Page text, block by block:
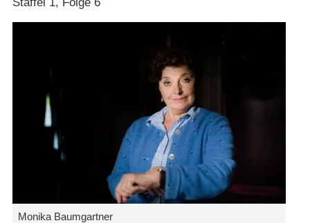
Monika Baumgartner